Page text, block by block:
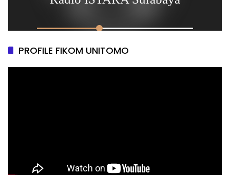
PROFILE FIKOM UNITOMO